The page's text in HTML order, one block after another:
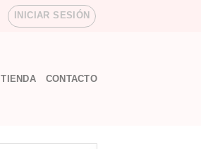
INICIAR SESIÓN
TIENDA CONTACTO